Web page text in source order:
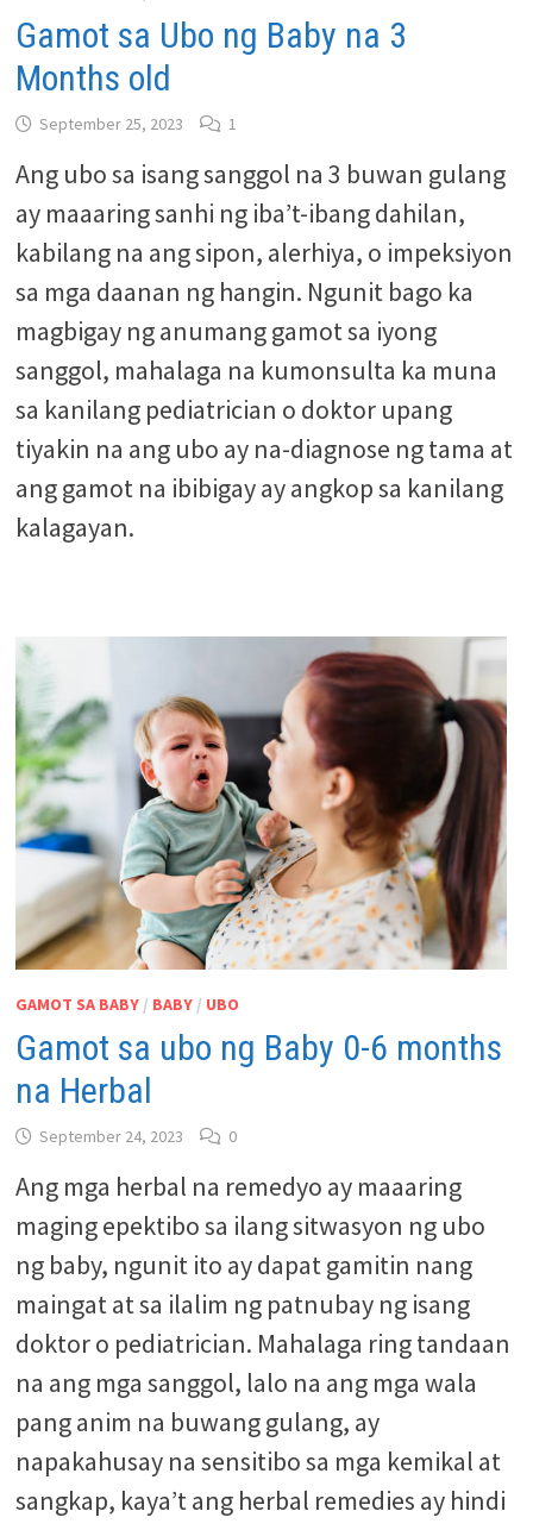
Gamot sa Ubo ng Baby na 3
Months old
September 25, 2023 1
Ang ubo sa isang sanggol na 3 buwan gulang
ay maaaring sanhi ng iba’t-ibang dahilan,
kabilang na ang sipon, alerhiya, o impeksiyon
sa mga daanan ng hangin. Ngunit bago ka
magbigay ng anumang gamot sa iyong
sanggol, mahalaga na kumonsulta ka muna
sa kanilang pediatrician o doktor upang
tiyakin na ang ubo ay na-diagnose ng tama at
ang gamot na ibibigay ay angkop sa kanilang
kalagayan.
GAMOT SA BABY/ BABY/ UBO
Gamot sa ubo ng Baby 0-6 months
na Herbal
September 24, 2023 0
Ang mga herbal na remedyo ay maaaring
maging epektibo sa ilang sitwasyon ng ubo
ng baby, ngunit ito ay dapat gamitin nang
maingat at sa ilalim ng patnubay ng isang
doktor o pediatrician. Mahalaga ring tandaan
na ang mga sanggol, lalo na ang mga wala
pang anim na buwang gulang, ay
napakahusay na sensitibo sa mga kemikal at
sangkap, kaya’t ang herbal remedies ay hindi